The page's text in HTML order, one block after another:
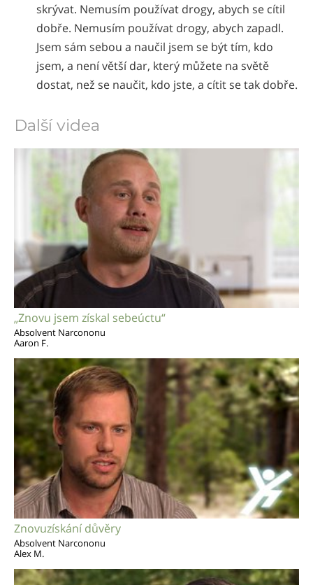
skrývat. Nemusím používat drogy, abych se cítil
dobře. Nemusím používat drogy, abych zapadl.
Jsem sám sebou a naučil jsem se být tím, kdo
jsem, a není větší dar, který můžete na světě
dostat, než se naučit, kdo jste, a cítit se tak dobře.
Další videa
„Znovu jsem získal sebeúctu“
Absolvent Narcononu
Aaron F.
Znovuzískání důvěry
Absolvent Narcononu
Alex M.